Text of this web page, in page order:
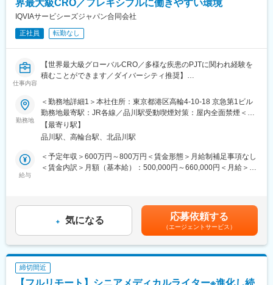
界最大級CRO／フレキシブルに働きやすい環境
IQVIAサービシーズジャパン合同会社
正社員 転勤なし
仕事内容
【世界最大級グローバルCRO／多様な疾患のPJTに関われ経験を
積むことができます／ダイバーシティ推奨】
ます。
■仕事内容：
・臨床試験関連文書（治験実施計画書、治験総括報告書、コモン
テクニカルドキュメント等）の作成
・グローバル試験の治験実施計画書に対して日本要件を満たすた
めの修正版の作成
・製造販売後調査関連文書（安全性定期報告、再審査申請資料
■組織について
Medical Writing部門では、国内外の製薬会社・ベンチャー企業等
内の教育システムも充実しており、新規案件に対して専門的なア
プローチが可能な体制になっています。
勤務地
＜勤務地詳細1＞本社住所：東京都港区高輪4-10-18 京急第1ビル
勤務地最寄駅：JR各線／品川駅受動喫煙対策：屋内全面禁煙＜勤
務地詳細2＞全国住所：全国 ※希望勤務地はアドバイザーにお伝
えください。 受動喫煙対策：屋内全面禁煙変更の範囲：会社の定
【最寄り駅】
品川駅、高輪台駅、北品川駅
給与
＜予定年収＞600万円～800万円＜賃金形態＞月給制補足事項なし
＜賃金内訳＞月額（基本給）：500,000円～660,000円＜月給＞
績賞与：年1回賃金はあくまでも目安の金額であり、選考を通じて
上下する可能性があります。月給(月額)は固定手当を含めた表記で
す。
気になる 応募依頼する
（エージェントサービス）
締切間近
【フルリモート】シニアメディカルライター※進化し続